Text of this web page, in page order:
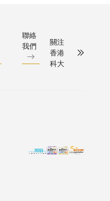
聯絡
我們
關注
香港
科大